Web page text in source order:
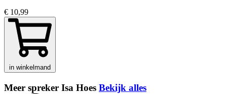
€ 10,99
in winkelmand
Meer spreker Isa Hoes Bekijk alles